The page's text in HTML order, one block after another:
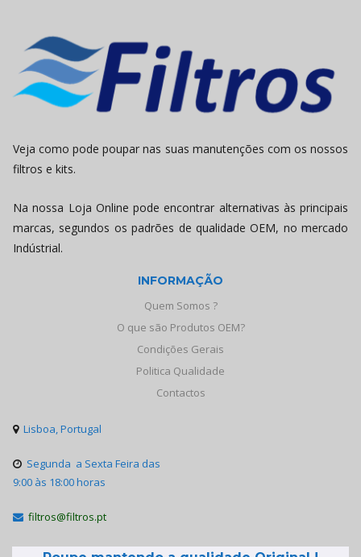
Veja como pode poupar nas suas manutenções com os nossos
filtros e kits.
Na nossa Loja Online pode encontrar alternativas às principais
marcas, segundos os padrões de qualidade OEM, no mercado
Indústrial.
INFORMAÇÃO
Quem Somos ?
O que são Produtos OEM?
Condições Gerais
Politica Qualidade
Contactos
 Lisboa, Portugal
 Segunda a Sexta Feira das
9:00 às 18:00 horas
 filtros@filtros.pt